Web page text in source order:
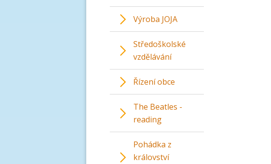
Výroba JOJA
Středoškolské
vzdělávání
Řízení obce
The Beatles -
reading
Pohádka z
království